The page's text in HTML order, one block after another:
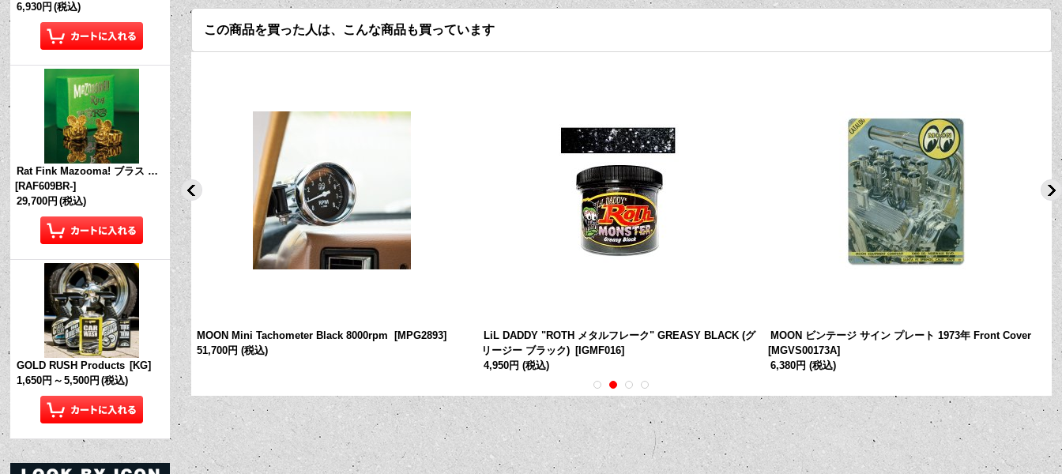
6,930円 (税込)
Rat Fink Mazooma! ブラス リング
[RAF609BR-]
29,700円 (税込)
GOLD RUSH Products [KG]
1,650円 ～ 5,500円 (税込)
この商品を買った人は、こんな商品も買っています
フューエル/オイル プレッシャー ゲー
MOON Mini Tachometer Black 8000rpm [MPG2893]
51,700円 (税込)
LiL DADDY "ROTH メタルフレーク" GREASY BLACK (グ
リージー ブラック) [IGMF016]
4,950円 (税込)
MOON ビンテージ サイン プレート 1973年 Front Cover
[MGVS00173A]
6,380円 (税込)